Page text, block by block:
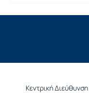
Κεντρική